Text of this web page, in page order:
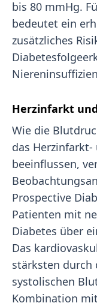
bis 80 mmHg.
bedeutet ein
zusätzliches
Herzinfarkt
Wie die
das
beeinflussen,
Prospective
Patienten mit
Diabetes über
Das
stärksten durch
systolischen
Kombination